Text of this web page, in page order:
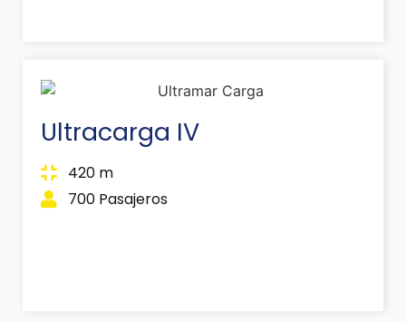
Ultracarga IV
420 m
700 Pasajeros